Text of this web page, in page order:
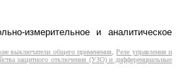
измерительное и аналитическое
выключатели общего применения ,Реле управления и
защитного отключения (УЗО) и дифференциальные